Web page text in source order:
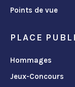
Points de vue
PLACE
Hommages
Jeux-Concours